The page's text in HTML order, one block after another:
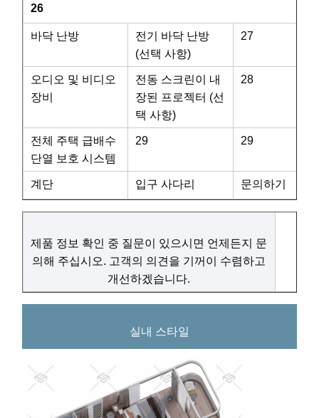
26
바닥 난방
전기 바닥 난방
(선택 사항)
27
오디오 및 비디오
장비
전동 스크린이 내
장된 프로젝터 (선
택 사항)
28
전체 주택 급배수
단열 보호 시스템
29 29
계단 입구 사다리 문의하기
제품 정보 확인 중 질문이 있으시면 언제든지 문
의해 주십시오. 고객의 의견을 기꺼이 수렴하고
개선하겠습니다.
실내 스타일